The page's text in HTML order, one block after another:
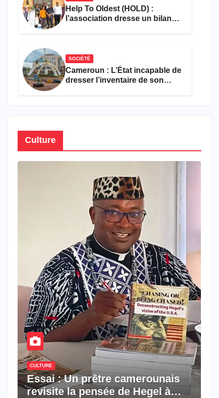
Help To Oldest (HOLD) :
l’association dresse un bilan
SOCIÉTÉ
Cameroun : L’État incapable de
dresser l’inventaire de son
Culture
CULTURE
Essai : Un prêtre camerounais
revisite la pensée de Hegel à